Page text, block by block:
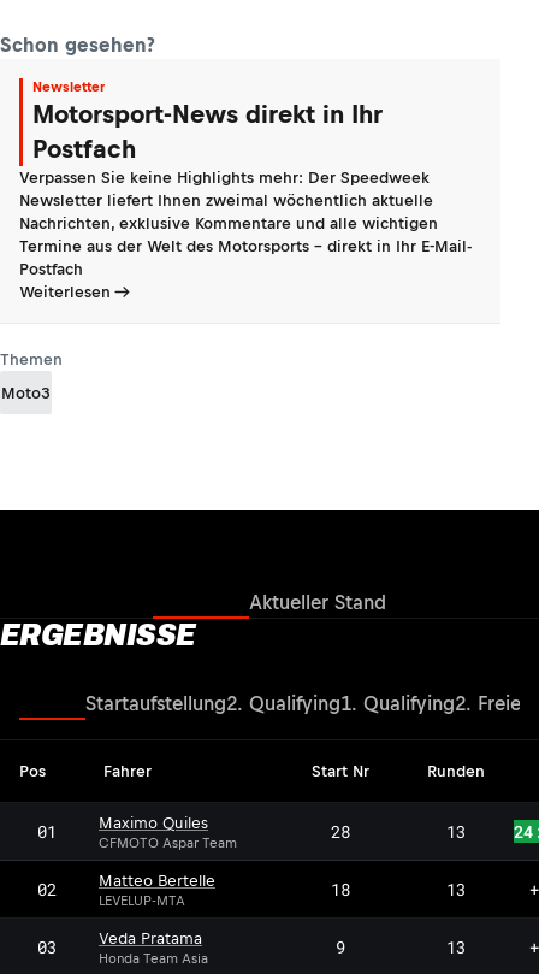
Schon gesehen?
Newsletter
Motorsport-News direkt in Ihr
Postfach
Verpassen Sie keine Highlights mehr: Der Speedweek
Newsletter liefert Ihnen zweimal wöchentlich aktuelle
Nachrichten, exklusive Kommentare und alle wichtigen
Termine aus der Welt des Motorsports - direkt in Ihr E-Mail-
Postfach
Weiterlesen
Themen
Moto3
Aktueller Stand
ERGEBNISSE
Startaufstellung2. Qualifying1. Qualifying2. Freies
Pos Fahrer Start Nr Runden
01 Maximo Quiles
CFMOTO Aspar Team 28 13
02 Matteo Bertelle
LEVELUP-MTA 18 13
03 Veda Pratama
Honda Team Asia 9 13